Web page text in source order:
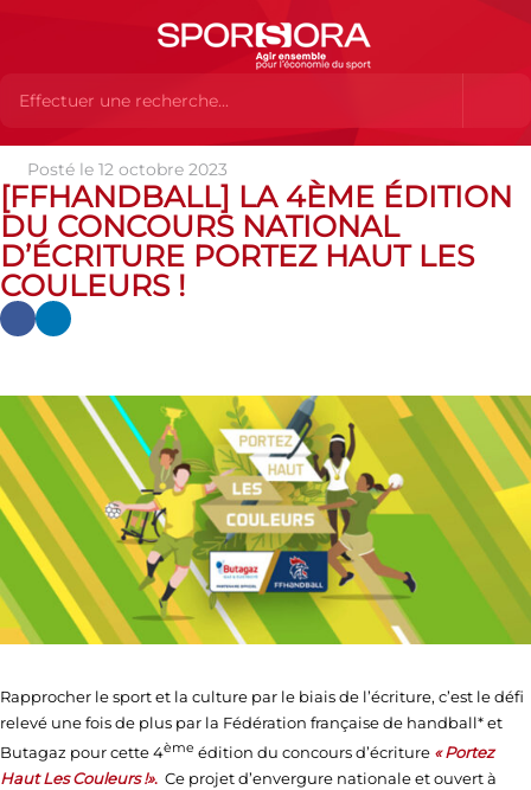
Actualités Actualités
[FFHandball] LA 4ÈME ÉDITION DU CONCOURS NATIONAL
D’ÉCRITURE PORTEZ HAUT LES COULEURS !
Posté le 12 octobre 2023
[FFHANDBALL] LA 4ÈME ÉDITION
DU CONCOURS NATIONAL
D’ÉCRITURE PORTEZ HAUT LES
COULEURS !
Rapprocher le sport et la culture par le biais de l’écriture, c’est le défi
relevé une fois de plus par la Fédération française de handball* et
Butagaz pour cette 4ème édition du concours d’écriture « Portez
Haut Les Couleurs !». Ce projet d’envergure nationale et ouvert à